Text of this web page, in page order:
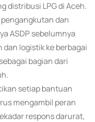
distribusi LPG di Aceh.
dan
ASDP sebelumnya
dan logistik ke berbagai
bagian dari
setiap bantuan
mengambil peran
respons darurat,